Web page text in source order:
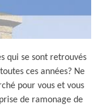
qui se sont retrouvés
ces années? Ne
pour vous et vous
de ramonage de